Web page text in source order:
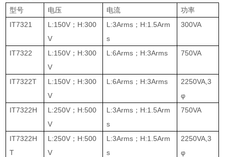
型号
电压 电流
功率
IT7321
L:150V ； H:300
V
L:3Arms ； H:1.5Arm
s
300VA
IT7322 L:150V ； H:300
V
L:6Arms ； H:3Arms 750VA
IT7322T L:150V ； H:300
V
L:6Arms ； H:3Arms
2250VA,3
φ
IT7322H
L:250V ； H:500
V
L:3Arms ； H:1.5Arm
s
750VA
IT7322H
T
L:250V ； H:500
V
L:3Arms ； H:1.5Arm
s
2250VA,3
φ